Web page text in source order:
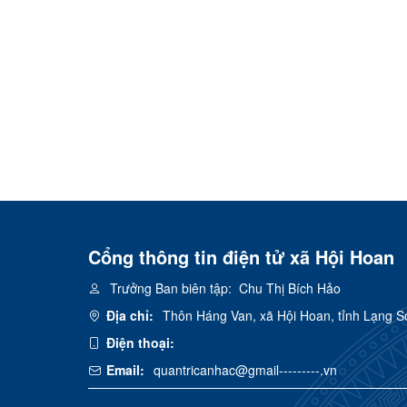
Cổng thông tin điện tử xã Hội Hoan
Trưởng Ban biên tập: Chu Thị Bích Hảo
Địa chỉ: Thôn Háng Van, xã Hội Hoan, tỉnh Lạng
Điện thoại:
Email: quantricanhac@gmail---------.vn